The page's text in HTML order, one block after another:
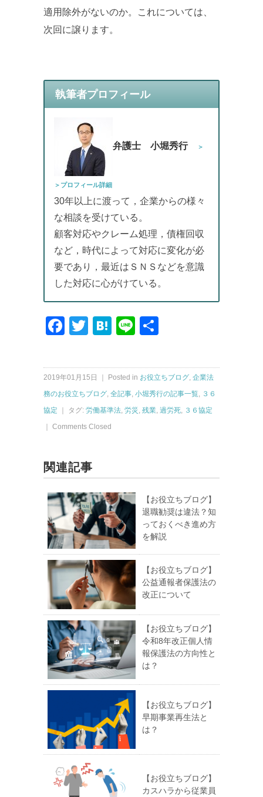
適用除外がないのか。これについては、
次回に譲ります。
執筆者プロフィール
弁護士 小堀秀行 ＞
＞プロフィール詳細
30年以上に渡って，企業からの様々
な相談を受けている。
顧客対応やクレーム処理，債権回収
など，時代によって対応に変化が必
要であり，最近はＳＮＳなどを意識
した対応に心がけている。
Facebook
Twitter
Hatena
Line
2019年01月15日 ｜ Posted in お役立ちブログ 企業法
務のお役立ちブログ 全記事 小堀秀行の記事一覧
３６
協定 ｜ タグ: 労働基準法 労災 残業 過労死
３６協定
｜ Comments Closed
関連記事
【お役立ちブログ】
退職勧奨は違法？知
っておくべき進め方
を解説
【お役立ちブログ】
公益通報者保護法の
改正について
【お役立ちブログ】
令和8年改正個人情
報保護法の方向性と
は？
【お役立ちブログ】
早期事業再生法と
は？
【お役立ちブログ】
カスハラから従業員